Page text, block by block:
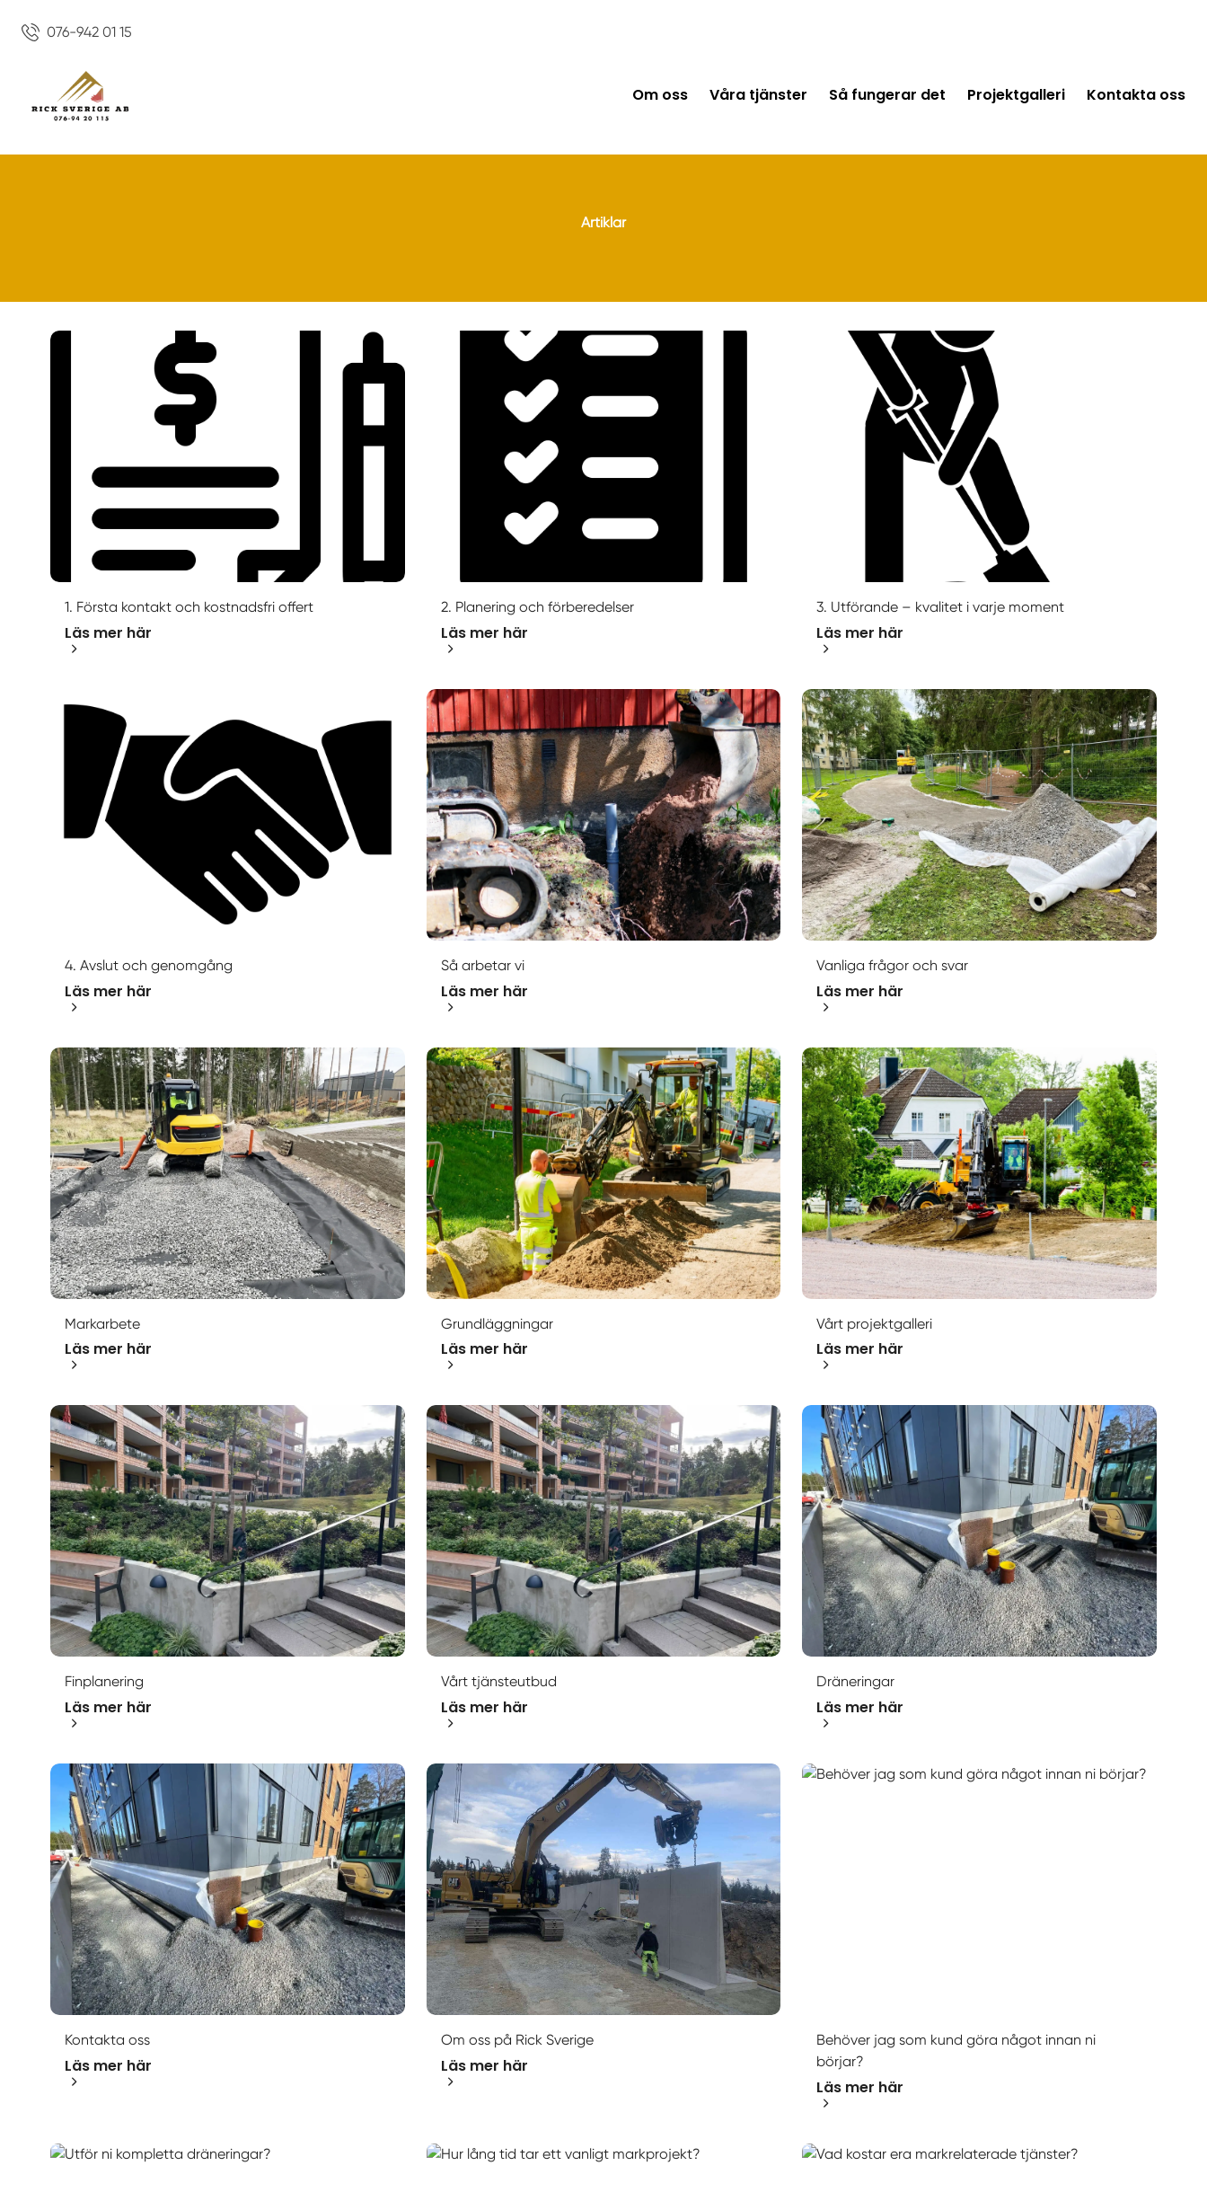
076-942 01 15
Om oss Våra tjänster Så fungerar det Projektgalleri Kontakta oss
Artiklar
1. Första kontakt och kostnadsfri offert
Läs mer här
2. Planering och förberedelser
Läs mer här
3. Utförande – kvalitet i varje moment
Läs mer här
4. Avslut och genomgång
Läs mer här
Så arbetar vi
Läs mer här
Vanliga frågor och svar
Läs mer här
Markarbete
Läs mer här
Grundläggningar
Läs mer här
Vårt projektgalleri
Läs mer här
Finplanering
Läs mer här
Vårt tjänsteutbud
Läs mer här
Dräneringar
Läs mer här
Kontakta oss
Läs mer här
Om oss på Rick Sverige
Läs mer här
Behöver jag som kund göra något innan ni
börjar?
Läs mer här